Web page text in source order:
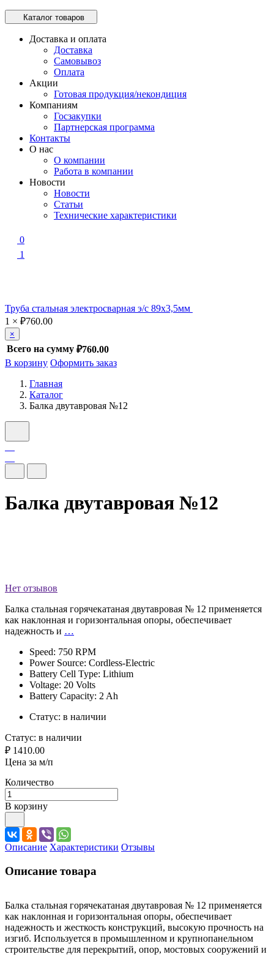
Каталог товаров
Доставка и оплата
Доставка
Самовывоз
Оплата
Акции
Готовая продукция/некондиция
Компаниям
Госзакупки
Партнерская программа
Контакты
О нас
О компании
Работа в компании
Новости
Новости
Статьи
Технические характеристики
0
1
Труба стальная электросварная э/с 89х3,5мм
1 × ₽760.00
×
Всего на сумму ₽760.00
В корзину Оформить заказ
Главная
Каталог
Балка двутавровая №12
Балка двутавровая №12
Нет отзывов
Балка стальная горячекатаная двутавровая № 12 применяется
как наклонная и горизонтальная опоры, обеспечивает
надежность и …
Speed: 750 RPM
Power Source: Cordless-Electric
Battery Cell Type: Lithium
Voltage: 20 Volts
Battery Capacity: 2 Ah
Статус: в наличии
Статус: в наличии
₽ 1410.00
Цена за м/п
Количество
В корзину
Описание Характеристики Отзывы
Описание товара
Балка стальная горячекатаная двутавровая № 12 применяется
как наклонная и горизонтальная опоры, обеспечивает
надежность и жесткость конструкций, высокую прочность на
изгиб. Используется в промышленном и крупнопанельном
строительстве для перекрытий, опор, мостовых сооружений и